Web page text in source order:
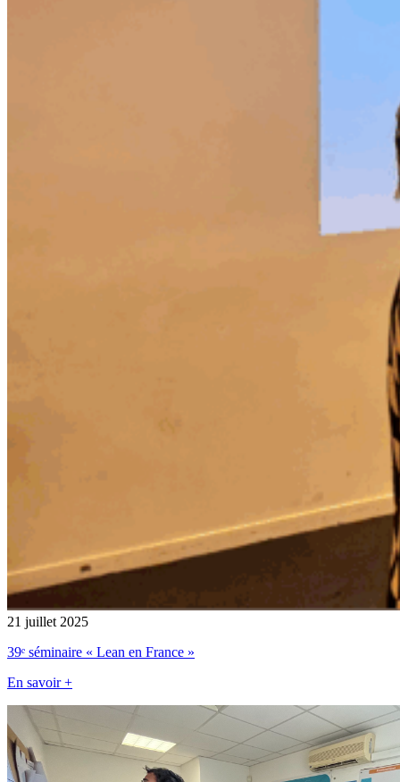
21 juillet 2025
39ᵉ séminaire « Lean en France »
En savoir +